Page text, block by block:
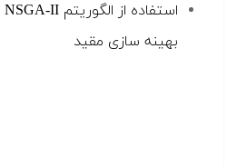
بهینه سازی مقید